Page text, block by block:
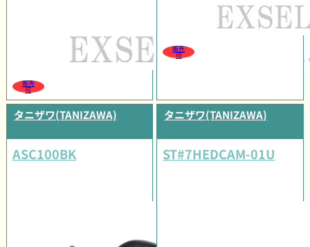
販売
可
販売
可
タニザワ(TANIZAWA)
ASC100BK
タニザワ(TANIZAWA)
ST#7HEDCAM-01U